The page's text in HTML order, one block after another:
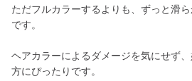
ただフルカラーするよりも、ずっと滑
です。
ヘアカラーによるダメージを気にせず
方にぴったりです。